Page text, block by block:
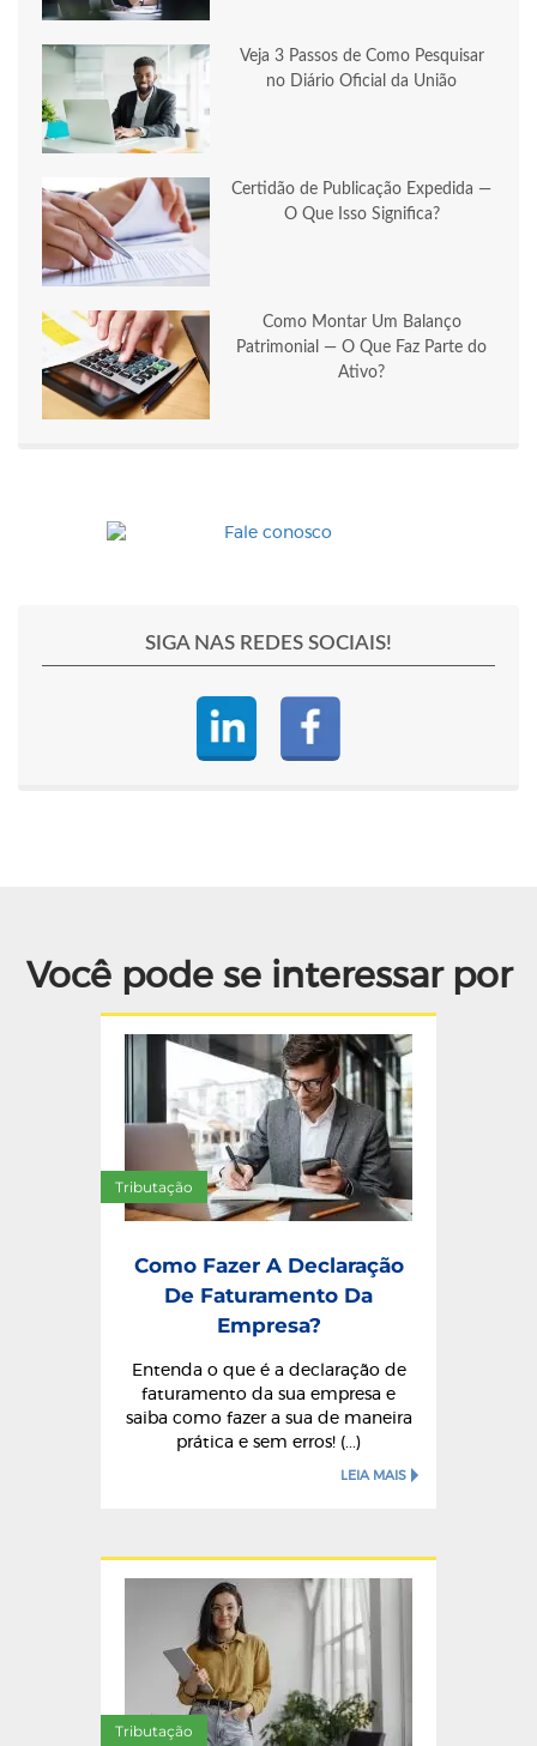
Veja 3 Passos de Como Pesquisar
no Diário Oficial da União
Certidão de Publicação Expedida —
O Que Isso Significa?
Como Montar Um Balanço
Patrimonial — O Que Faz Parte do
Ativo?
SIGA NAS REDES SOCIAIS!
Você pode se interessar por
Tributação
Como Fazer A Declaração
De Faturamento Da
Empresa?
Entenda o que é a declaração de
faturamento da sua empresa e
saiba como fazer a sua de maneira
prática e sem erros! (...)
LEIA MAIS
Tributação